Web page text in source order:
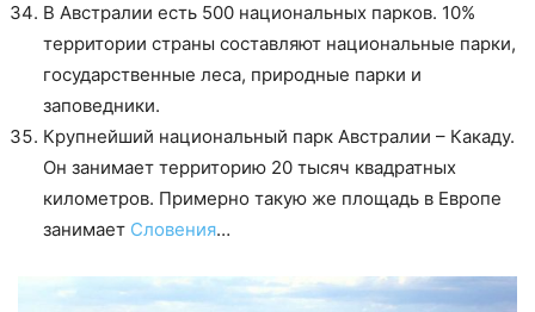
В Австралии есть 500 национальных парков. 10%
территории страны составляют национальные парки,
государственные леса, природные парки и
заповедники.
Крупнейший национальный парк Австралии – Какаду.
Он занимает территорию 20 тысяч квадратных
километров. Примерно такую же площадь в Европе
занимает Словения…